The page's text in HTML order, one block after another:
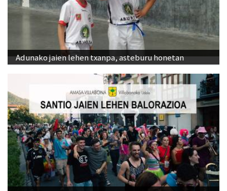
Adunako jaien lehen txanpa, asteburu honetan